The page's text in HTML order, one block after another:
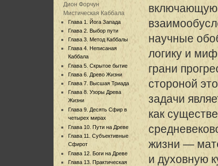
Дион Форчун
Мистическая Каббала
Глава 1. Йога Запада
Глава 2. Выбор пути
Глава 3. Метод Каббалы
Глава 4. Неписаная
Каббала
Глава 5. Скрытое бытие
Глава 6. Древо Жизни
Глава 7. Высшая Триада
Глава 8. Узоры Древа
Жизни
Глава 9. Десять Сфир в
четырех мирах
Глава 10. Пути на Древе
Глава 11. Субъективные
Сфирот
Глава 12. Боги на Древе
Глава 13. Практическая
включающую
научные
логику и
грани
стороной
задачи
как
жизни —
и духовную